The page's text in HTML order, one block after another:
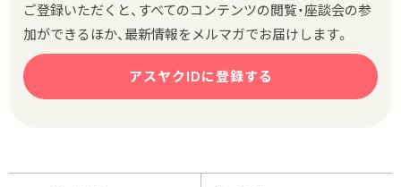
ご登録いただくと、すべてのコンテンツの閲覧・座談会の参
加ができるほか、最新情報をメルマガでお届けします。
アスヤクIDに登録する